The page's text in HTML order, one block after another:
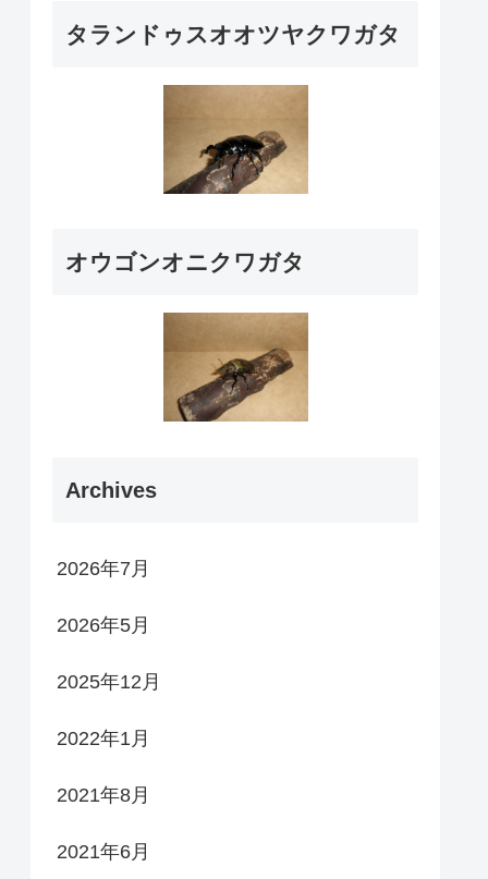
タランドゥスオオツヤクワガタ
オウゴンオニクワガタ
Archives
2026年7月
2026年5月
2025年12月
2022年1月
2021年8月
2021年6月